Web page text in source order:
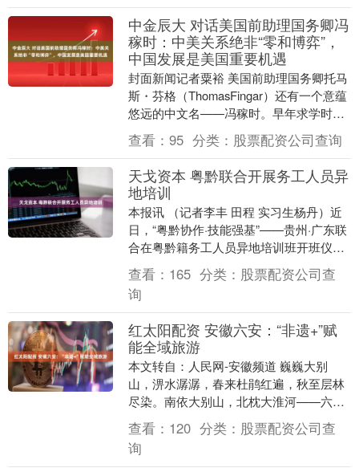
中金辰大 对话美国前助理国务卿冯
稼时：中美关系绝非“零和博弈”，
中国发展是美国重要机遇
封面新闻记者粟裕 美国前助理国务卿托马
斯・芬格（ThomasFingar）还有一个意蕴
悠远的中文名——冯稼时。早年求学时，
他的中文老师为他取下这个名字，顺时耕
耘....
查看： 95 分类： 股票配资公司查询
天戈资本 粤黔联合开展务工人员异
地培训
本报讯 （记者李丰 田程 实习生杨丹）近
日，“粤黔协作·技能强基”——贵州·广东联
合在粤黔籍务工人员异地培训班开班仪式
在广州市昊志机电股份有限公司（以下简
称“昊....
查看： 165 分类： 股票配资公司查
询
红太阳配资 安徽六安：“非遗+”赋
能全域旅游
本文转自：人民网-安徽频道 巍巍大别
山，淠水潺潺，春来杜鹃红遍，秋至层林
尽染。南依大别山，北枕大淮河——六
安，这座襟怀山水、文脉悠长的城市，正
掀起一场以“非遗+....
查看： 120 分类： 股票配资公司查
询